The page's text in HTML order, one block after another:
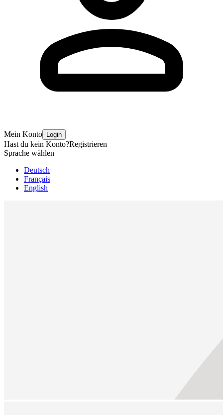
Mein Konto Login
Hast du kein Konto?Registrieren
Sprache wählen
Deutsch
Français
English